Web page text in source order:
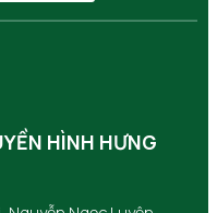
HÌNH HƯNG